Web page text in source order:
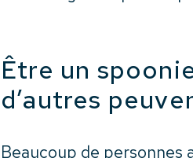
Être un
d’autres
Beaucoup de personnes